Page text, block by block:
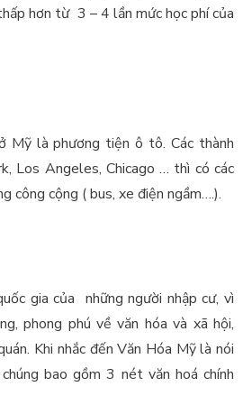
hơn từ 3 – 4 lần mức học phí của
Mỹ là phương tiện ô tô. Các thành
Los Angeles, Chicago … thì có các
công cộng ( bus, xe điện ngầm….).
gia của những người nhập cư, vì
phong phú về văn hóa và xã hội,
Khi nhắc đến Văn Hóa Mỹ là nói
bao gồm 3 nét văn hoá chính